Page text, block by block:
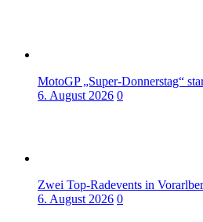
MotoGP „Super-Donnerstag“
6. August 2026 0
Zwei Top-Radevents in
6. August 2026 0